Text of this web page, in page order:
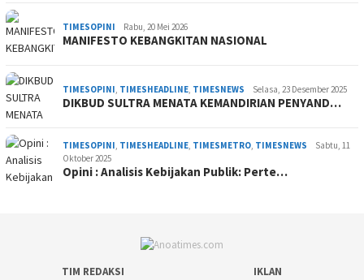
TIMESOPINI Rabu, 20 Mei 2026
MANIFESTO KEBANGKITAN NASIONAL
TIMESOPINI, TIMESHEADLINE, TIMESNEWS Selasa, 23 Desember 2025
DIKBUD SULTRA MENATA KEMANDIRIAN PENYAND…
TIMESOPINI, TIMESHEADLINE, TIMESMETRO, TIMESNEWS
Sabtu, 11
Oktober 2025
Opini : Analisis Kebijakan Publik: Perte…
TIM REDAKSI
IKLAN